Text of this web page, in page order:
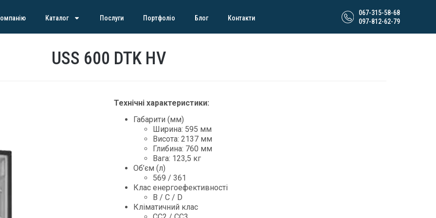
Каталог Послуги Портфоліо Блог Контакти
067-315-58-68
097-812-62-79
USS 600 DTK HV
Технічні характеристики:
Габарити (мм)
Ширина: 595 мм
Висота: 2137 мм
Глибина: 760 мм
Вага: 123,5 кг
Об’єм (л)
569 / 361
Клас енергоефективності
В / С / D
Кліматичний клас